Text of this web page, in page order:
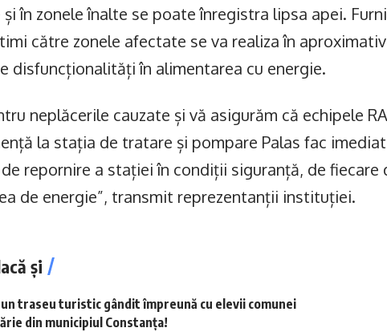
în zonele înalte se poate înregistra lipsa apei.
către zonele afectate se va realiza în
disfuncționalități în alimentarea cu energie.
neplăcerile cauzate și vă asigurăm că echipele
la stația de tratare și pompare Palas fac
repornire a stației în condiții siguranță, de fiecare
de energie”, transmit reprezentanții instituției.
și
traseu turistic gândit împreună cu elevii comunei
din municipiul Constanța!